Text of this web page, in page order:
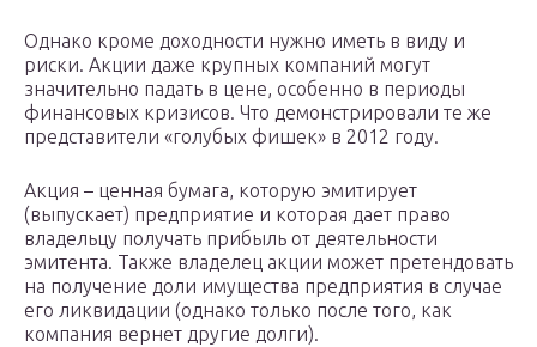
Однако кроме доходности нужно иметь в виду и
риски. Акции даже крупных компаний могут
значительно падать в цене, особенно в периоды
финансовых кризисов. Что демонстрировали те же
представители «голубых фишек» в 2012 году.
Акция – ценная бумага, которую эмитирует
(выпускает) предприятие и которая дает право
владельцу получать прибыль от деятельности
эмитента. Также владелец акции может претендовать
на получение доли имущества предприятия в случае
его ликвидации (однако только после того, как
компания вернет другие долги).